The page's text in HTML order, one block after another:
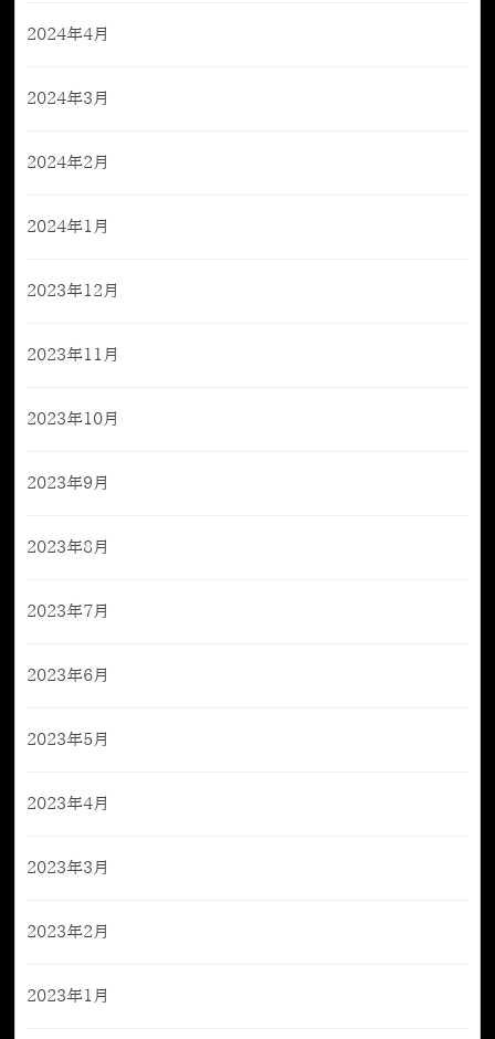
2024年4月
2024年3月
2024年2月
2024年1月
2023年12月
2023年11月
2023年10月
2023年9月
2023年8月
2023年7月
2023年6月
2023年5月
2023年4月
2023年3月
2023年2月
2023年1月